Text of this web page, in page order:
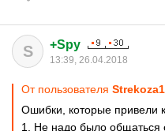
S +Spy
13:39, 26.04.2018
От пользователя
Ошибки, которые привели
1. Не надо было общаться